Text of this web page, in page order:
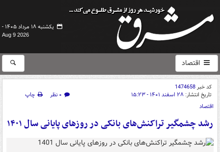
یکشنبه ۱۸ مرداد ۱۴۰۵ -
Aug 9 2026
اقتصاد
کد خبر1474658
تاریخ انتشار: ۲۸ اسفند ۱۴۰۱ - ۱۵:۲۳ ۰ نظر
چاپ
اقتصاد
رشد چشمگیر تراکنش‌های بانکی در روزهای پایانی سال ۱۴۰۱